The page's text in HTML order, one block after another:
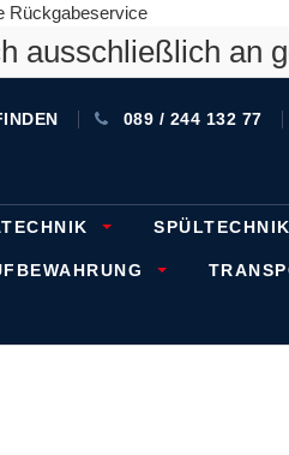
Rückgabeservice
ausschließlich an
089 / 244 132 77
SPÜLTECHNIK